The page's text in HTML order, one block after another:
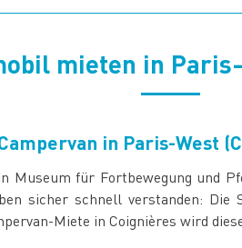
mieten in
in Paris-West
Museum für Fortbewegung und
sicher schnell verstanden:
Miete in Coignières wird